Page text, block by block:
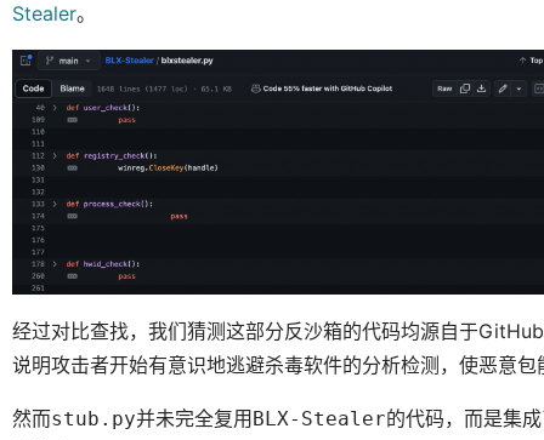
Stealer。
经过对比查找，我们猜测这部分反沙箱的代码均源自于
说明攻击者开始有意识地逃避杀毒软件的分析检测，使恶意
然而stub.py并未完全复用 BLX-Stealer的代码，而是集